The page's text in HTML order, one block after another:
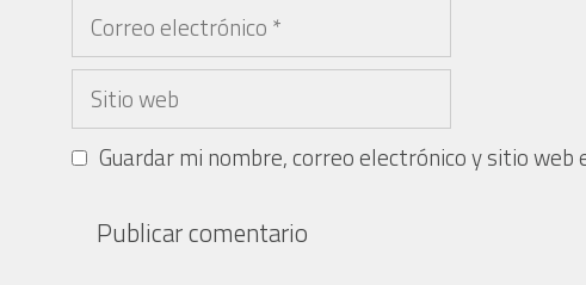
Guardar mi nombre, correo electrónico y sitio